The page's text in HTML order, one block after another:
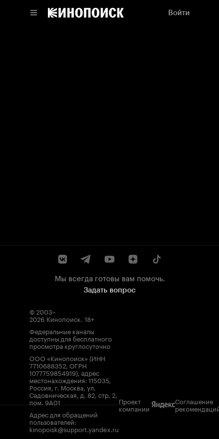
Войти
Мы всегда готовы вам помочь.
Задать вопрос
© 2003–
2026 Кинопоиск. 18+
Федеральные каналы
доступны для бесплатного
просмотра круглосуточно
ООО «Кинопоиск» (ИНН
7710688352, ОГРН
1077759854919), адрес
местонахождения: 115035,
Россия, г. Москва, ул.
Садовническая, д. 82, стр. 2,
пом. 9А01
Адрес для обращений
пользователей:
kinopoisk@support.yandex.ru
Проект
компании
Соглашение